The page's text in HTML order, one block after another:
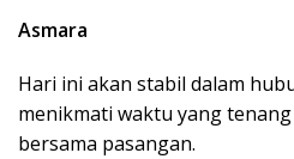
Asmara
Hari ini akan stabil dalam
menikmati waktu yang
bersama pasangan.